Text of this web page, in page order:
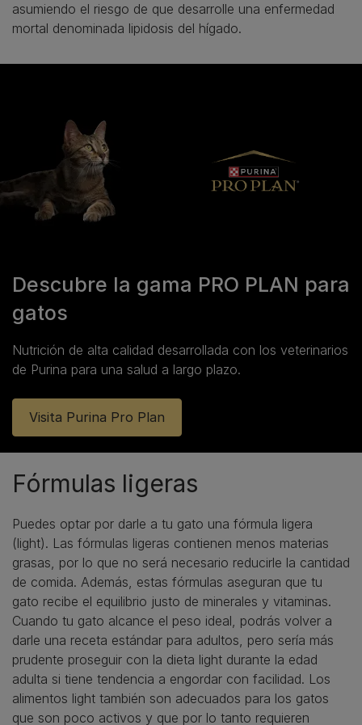
asumiendo el riesgo de que desarrolle una enfermedad
mortal denominada lipidosis del hígado.
Descubre la gama PRO PLAN para
gatos
Nutrición de alta calidad desarrollada con los veterinarios
de Purina para una salud a largo plazo.
Visita Purina Pro Plan
Fórmulas ligeras
​Puedes optar por darle a tu gato una fórmula ligera
(light). Las fórmulas ligeras contienen menos materias
grasas, por lo que no será necesario reducirle la cantidad
de comida. Además, estas fórmulas aseguran que tu
gato recibe el equilibrio justo de minerales y vitaminas.
Cuando tu gato alcance el peso ideal, podrás volver a
darle una receta estándar para adultos, pero sería más
prudente proseguir con la dieta light durante la edad
adulta si tiene tendencia a engordar con facilidad. Los
alimentos light también son adecuados para los gatos
que son poco activos y que por lo tanto requieren